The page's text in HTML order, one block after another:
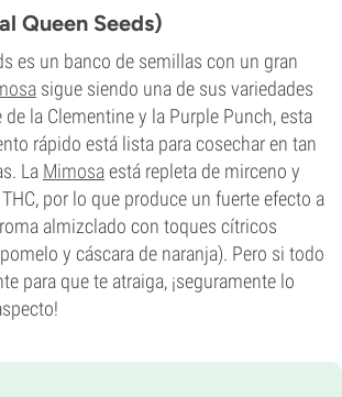
Queen Seeds)
es un banco de semillas con un gran
sigue siendo una de sus variedades
la Clementine y la Purple Punch, esta
rápido está lista para cosechar en tan
La Mimosaestá repleta de mirceno y
por lo que produce un fuerte efecto a
almizclado con toques cítricos
y cáscara de naranja). Pero si todo
para que te atraiga, ¡seguramente lo